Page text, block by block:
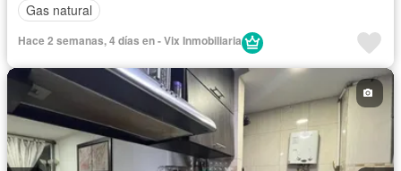
Gas natural
Hace 2 semanas, 4 días en - Vix Inmobiliaria